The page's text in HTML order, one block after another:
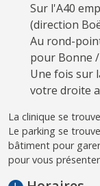
Sur l'A40
(direction
Au rond-
pour Bonne
Une fois sur
votre droite
La clinique se
Le parking se
bâtiment pour
pour vous